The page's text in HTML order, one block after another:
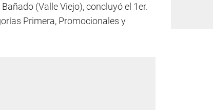
(Valle Viejo), concluyó el 1er.
Primera, Promocionales y